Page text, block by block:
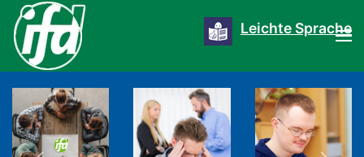
Leichte Sprache